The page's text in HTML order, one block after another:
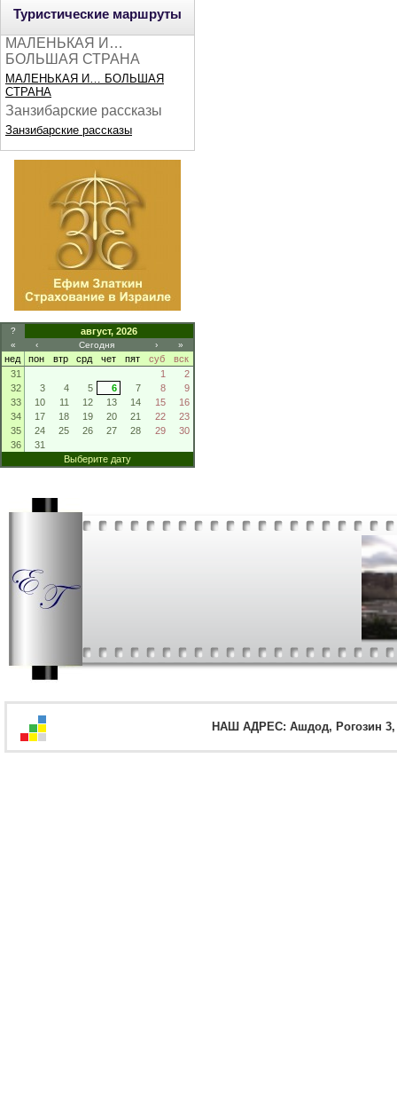
Туристические маршруты
МАЛЕНЬКАЯ И…
БОЛЬШАЯ СТРАНА
МАЛЕНЬКАЯ И… БОЛЬШАЯ
СТРАНА
Занзибарские рассказы
Занзибарские рассказы
? август, 2026
« ‹ Сегодня › »
нед пон втр срд чет пят суб
вск
31
1
2
32
3 4 5 6 7 8
9
33
10 11 12 13 14 15
16
34
17 18 19 20 21 22
23
35
24 25 26 27 28 29
30
36
31
Выберите дату
НАШ АДРЕС: Ашдод, Рогозин 3,